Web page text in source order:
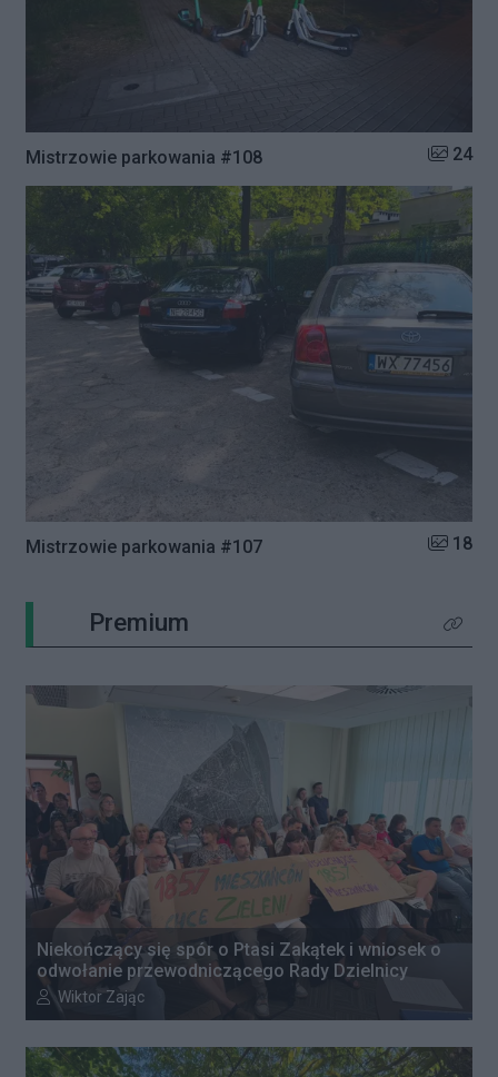
Mistrzowie parkowania #108 Liczba
24
Mistrzowie parkowania #107 Liczba
18
Premium Kliknij
Niekończący się spór o Ptasi Zakątek i wniosek o
odwołanie przewodniczącego Rady Dzielnicy
Autor artykułu:
Wiktor Zając